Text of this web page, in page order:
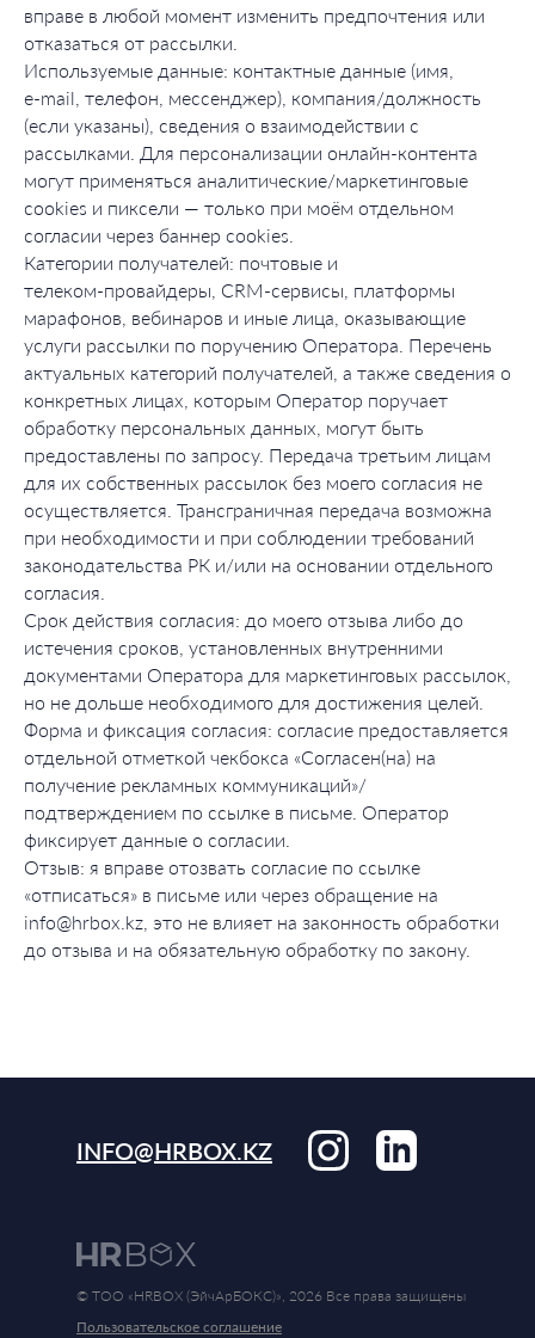
вправе в любой момент изменить предпочтения или
отказаться от рассылки.
Используемые данные: контактные данные (имя,
e‑mail, телефон, мессенджер), компания/должность
(если указаны), сведения о взаимодействии с
рассылками. Для персонализации онлайн‑контента
могут применяться аналитические/маркетинговые
cookies и пиксели — только при моём отдельном
согласии через баннер cookies.
Категории получателей: почтовые и
телеком‑провайдеры, CRM‑сервисы, платформы
марафонов, вебинаров и иные лица, оказывающие
услуги рассылки по поручению Оператора. Перечень
актуальных категорий получателей, а также сведения о
конкретных лицах, которым Оператор поручает
обработку персональных данных, могут быть
предоставлены по запросу. Передача третьим лицам
для их собственных рассылок без моего согласия не
осуществляется. Трансграничная передача возможна
при необходимости и при соблюдении требований
законодательства РК и/или на основании отдельного
согласия.
Срок действия согласия: до моего отзыва либо до
истечения сроков, установленных внутренними
документами Оператора для маркетинговых рассылок,
но не дольше необходимого для достижения целей.
Форма и фиксация согласия: согласие предоставляется
отдельной отметкой чекбокса «Согласен(на) на
получение рекламных коммуникаций»/
подтверждением по ссылке в письме. Оператор
фиксирует данные о согласии.
Отзыв: я вправе отозвать согласие по ссылке
«отписаться» в письме или через обращение на
info@hrbox.kz, это не влияет на законность обработки
до отзыва и на обязательную обработку по закону.
INFO@HRBOX.KZ
© ТОО «HRBOX (ЭйчАрБОКС)», 2026 Все права защищены
Пользовательское соглашение